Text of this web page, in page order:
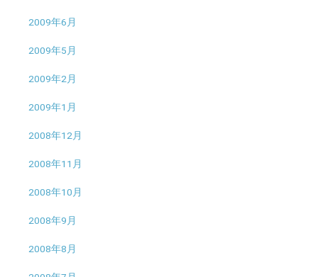
2009年6月
2009年5月
2009年2月
2009年1月
2008年12月
2008年11月
2008年10月
2008年9月
2008年8月